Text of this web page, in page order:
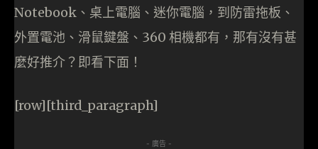
Notebook、桌上電腦、迷你電腦，到防雷拖板、
外置電池、滑鼠鍵盤、360 相機都有，那有沒有甚
麼好推介？即看下面！
[row][third_paragraph]
- 廣告 -